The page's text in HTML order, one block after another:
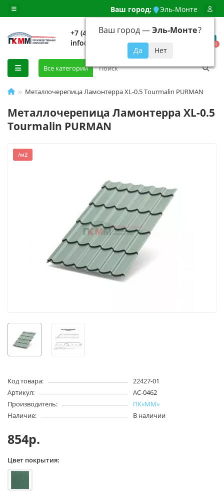
Ваш город: Эль-Монте
Ваш город —Эль-Монте?
+7 (499) 648-92-94
info@evroshtaketnikmoskva.ru
0
Все категории
Металлочерепица Ламонтерра XL-0.5 Tourmalin PURMAN
Металлочерепица Ламонтерра XL-0.5
Tourmalin PURMAN
/м2
Код товара:
22427-01
Артикул:
АС-0462
Производитель:
ПК«ММ»
Наличие:
В наличии
854р.
Цвет покрытия: